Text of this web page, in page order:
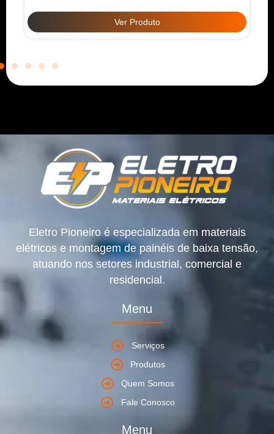
Ver Produto
Eletro Pioneiro é especializada em materiais
elétricos e montagem de painéis de baixa tensão,
atuando nos setores industrial, comercial e
residencial.
Menu
Serviços
Produtos
Quem Somos
Fale Conosco
Menu